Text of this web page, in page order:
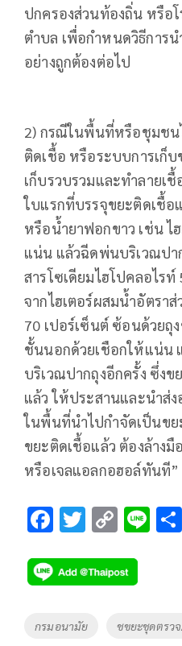
ปกครองส่วนท้องถิ่น หรือ
ตำบล เพื่อกำหนดวิธีการ
อย่างถูกต้องต่อไป
2) กรณีในพื้นที่หรือชุมชน
ติดเชื้อ หรือระบบการเก็
เก็บรวบรวมและทำลายเ
ใบแรกที่บรรจุขยะติดเชื้อ
หรือน้ำยาฟอกขาว เช่น ไ
แน่น แล้วฉีดพ่นบริเวณปา
สารโซเดียมไฮโปคลอไร
จากไฮเตอร์ผสมน้ำอัตรา
70 เปอร์เซ็นต์ ซ้อนด้วยถุ
ชั้นนอกด้วยเชือกให้แน่น
บริเวณปากถุงอีกครั้ง ซึ่งข
แล้ว ให้ประสานและนำส่
ในพื้นที่นำไปกำจัดเป็นขย
ขยะติดเชื้อแล้ว ต้องล้าง
หรือเจลแอลกอฮอล์ทันที
F
e
b
o
T
tt
er
C
p
y
Li
Li
Tags
กรมอนามัย ชขยะชุดตรวจ